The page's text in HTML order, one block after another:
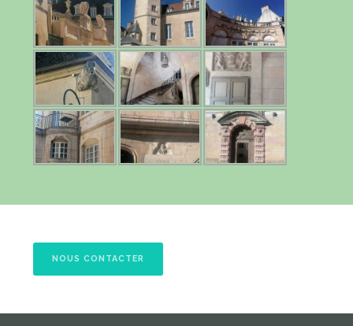
NOUS CONTACTER